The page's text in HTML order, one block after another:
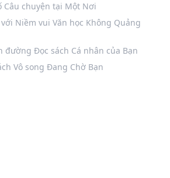
Câu chuyện tại Một Nơi
Niềm vui Văn học Không Quảng
đường Đọc sách Cá nhân của Bạn
Vô song Đang Chờ Bạn